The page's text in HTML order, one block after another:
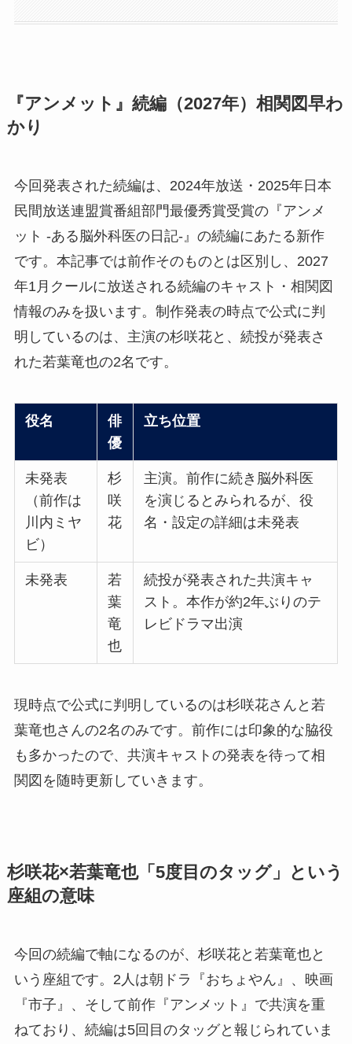
『アンメット』続編（2027年）相関図早わ
かり
今回発表された続編は、2024年放送・2025年日本
民間放送連盟賞番組部門最優秀賞受賞の『アンメ
ット -ある脳外科医の日記-』の続編にあたる新作
です。本記事では前作そのものとは区別し、2027
年1月クールに放送される続編のキャスト・相関図
情報のみを扱います。制作発表の時点で公式に判
明しているのは、主演の杉咲花と、続投が発表さ
れた若葉竜也の2名です。
役名
俳
優
立ち位置
未発表
（前作は
川内ミヤ
ビ）
杉
咲
花
主演。前作に続き脳外科医
を演じるとみられるが、役
名・設定の詳細は未発表
未発表
若
葉
竜
也
続投が発表された共演キャ
スト。本作が約2年ぶりのテ
レビドラマ出演
現時点で公式に判明しているのは杉咲花さんと若
葉竜也さんの2名のみです。前作には印象的な脇役
も多かったので、共演キャストの発表を待って相
関図を随時更新していきます。
杉咲花×若葉竜也「5度目のタッグ」という
座組の意味
今回の続編で軸になるのが、杉咲花と若葉竜也と
いう座組です。2人は朝ドラ『おちょやん』、映画
『市子』、そして前作『アンメット』で共演を重
ねており、続編は5回目のタッグと報じられていま